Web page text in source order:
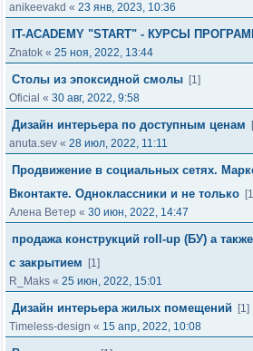
anikeevakd « 23 янв, 2023, 10:36
IT-ACADEMY "START" - КУРСЫ
Znatok « 25 ноя, 2022, 13:44
Столы из эпоксидной смолы [1]
Oficial « 30 авг, 2022, 9:58
Дизайн интерьера по доступным ценам
anuta.sev « 28 июл, 2022, 11:11
Продвижение в социальных сетях.
Вконтакте. Одноклассники и не только
Алена Ветер « 30 июн, 2022, 14:47
продажа конструкций roll-up (БУ) а
с закрытием
[1]
R_Maks « 25 июн, 2022, 15:01
Дизайн интерьера жилых помещений
[1]
Timeless-design « 15 апр, 2022, 10:08